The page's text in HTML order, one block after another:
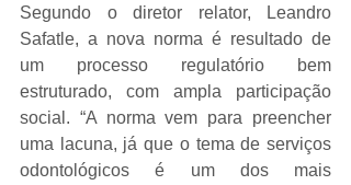
Segundo o diretor relator, Leandro
Safatle, a nova norma é resultado de
um processo regulatório bem
estruturado, com ampla participação
social. “A norma vem para preencher
uma lacuna, já que o tema de serviços
odontológicos é um dos mais